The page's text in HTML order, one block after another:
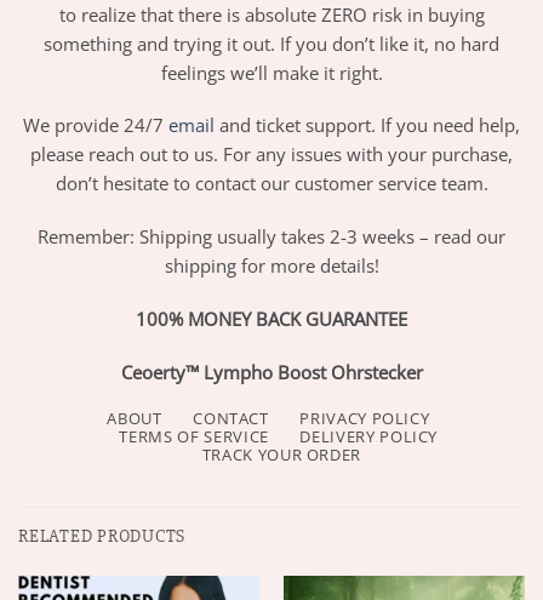
to realize that there is absolute ZERO risk in buying
something and trying it out. If you don’t like it, no hard
feelings we’ll make it right.
We provide 24/7 email and ticket support. If you need help,
please reach out to us. For any issues with your purchase,
don’t hesitate to contact our customer service team.
Remember: Shipping usually takes 2-3 weeks – read our
shipping for more details!
100% MONEY BACK GUARANTEE
Ceoerty™ Lympho Boost Ohrstecker
ABOUT CONTACT
PRIVACY POLICY
TERMS OF SERVICE
DELIVERY POLICY
TRACK YOUR ORDER
RELATED PRODUCTS